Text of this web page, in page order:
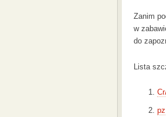
Zanim
w
do
Lista
pz